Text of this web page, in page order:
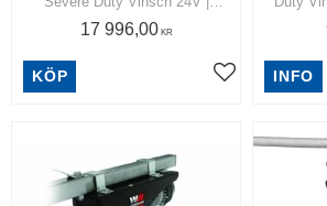
belastning: 9,9 ton
17 996,00KR
Lägg till i
KÖP INFO